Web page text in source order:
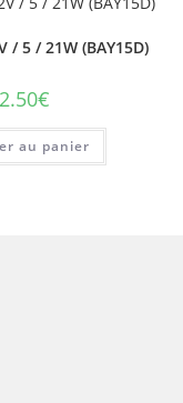
/ 5 / 21W (BAY15D)
2.50€
au panier